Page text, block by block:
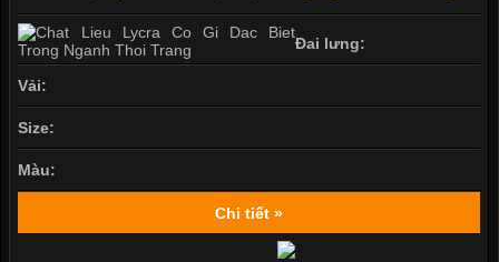
Đai lưng:
Vải:
Size:
Màu:
Chi tiết »